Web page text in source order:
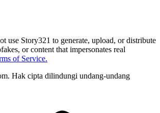
use Story321 to generate, upload, or distribute
or content that impersonates real
of Service.
. Hak cipta dilindungi undang-undang